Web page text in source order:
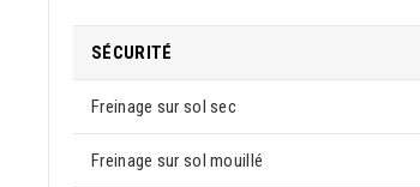
SÉCURITÉ
Freinage sur sol sec
Freinage sur sol mouillé